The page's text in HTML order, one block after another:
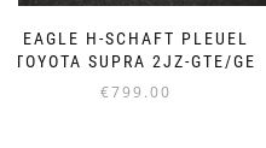
EAGLE H-SCHAFT PLEUEL
TOYOTA SUPRA 2JZ-GTE/GE
€799.00